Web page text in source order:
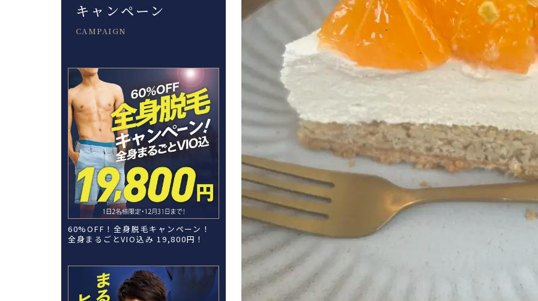
キャンペーン
CAMPAIGN
60%OFF！全身脱毛キャンペーン！
全身まるごとVIO込み 19,800円！